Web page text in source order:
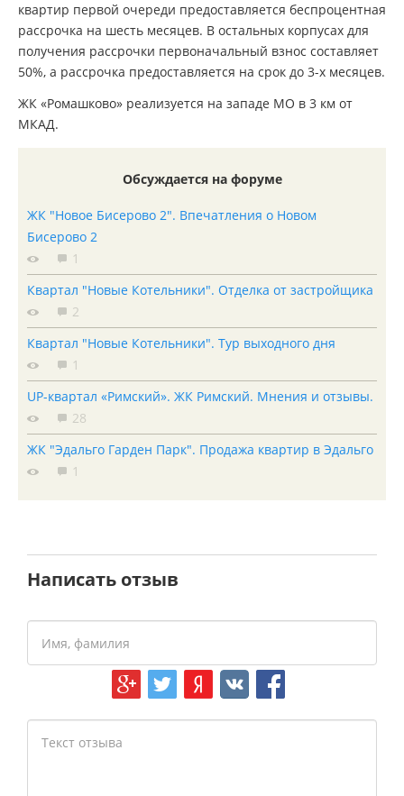
квартир первой очереди предоставляется беспроцентная
рассрочка на шесть месяцев. В остальных корпусах для
получения рассрочки первоначальный взнос составляет
50%, а рассрочка предоставляется на срок до 3-х месяцев.
ЖК «Ромашково» реализуется на западе МО в 3 км от
МКАД.
Обсуждается на форуме
ЖК "Новое Бисерово 2". Впечатления о Новом
Бисерово 2
1
Квартал "Новые Котельники". Отделка от застройщика
2
Квартал "Новые Котельники". Тур выходного дня
1
UP-квартал «Римский». ЖК Римский. Мнения и отзывы.
28
ЖК "Эдальго Гарден Парк". Продажа квартир в Эдальго
1
Написать отзыв